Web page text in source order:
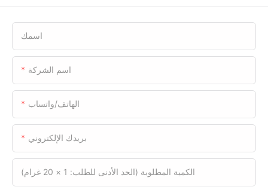
اسمك
اسم الشركة
الهاتف/واتساب
بريدك الإلكتروني
الكمية المطلوبة (الحد الأدنى للطلب: 1 × 20 غرام)